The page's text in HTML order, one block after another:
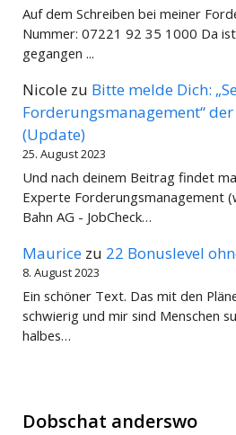
Auf dem Schreiben bei meiner
Nummer: 07221 92 35 1000 Da
gegangen ...
Nicole zu Bitte melde Dich:
Forderungsmanagement“
(Update)
25. August 2023
Und nach deinem Beitrag findet
Experte Forderungsmanagement
Bahn AG - JobCheck…
Maurice zu 22 Bonuslevel
8. August 2023
Ein schöner Text. Das mit den
schwierig und mir sind Menschen
halbes…
Dobschat anderswo